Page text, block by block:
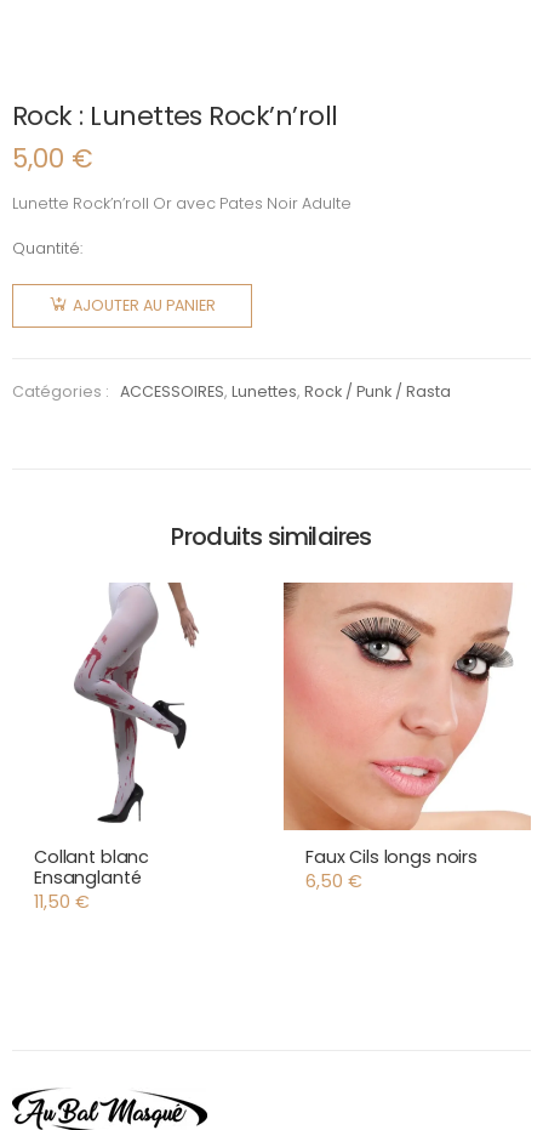
Rock : Lunettes Rock’n’roll
5,00 €
Lunette Rock’n’roll Or avec Pates Noir Adulte
Quantité:
quantité
de Rock :
Lunettes
AJOUTER AU PANIER
Catégories : ACCESSOIRES,Lunettes,Rock / Punk / Rasta
Produits similaires
Collant blanc
Ensanglanté
11,50 €
Faux Cils longs noirs
6,50 €